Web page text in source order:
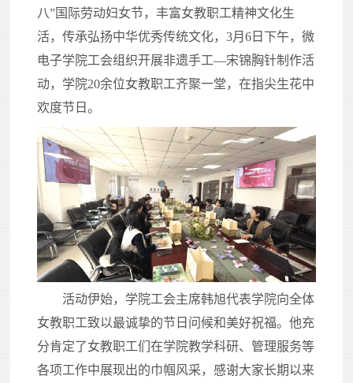
八”国际劳动妇女节，丰富女教职工精神文化生
活，传承弘扬中华优秀传统文化，3月6日下午，微
电子学院工会组织开展非遗手工—宋锦胸针制作活
动，学院20余位女教职工齐聚一堂，在指尖生花中
欢度节日。
活动伊始，学院工会主席韩旭代表学院向全体
女教职工致以最诚挚的节日问候和美好祝福。他充
分肯定了女教职工们在学院教学科研、管理服务等
各项工作中展现出的巾帼风采，感谢大家长期以来